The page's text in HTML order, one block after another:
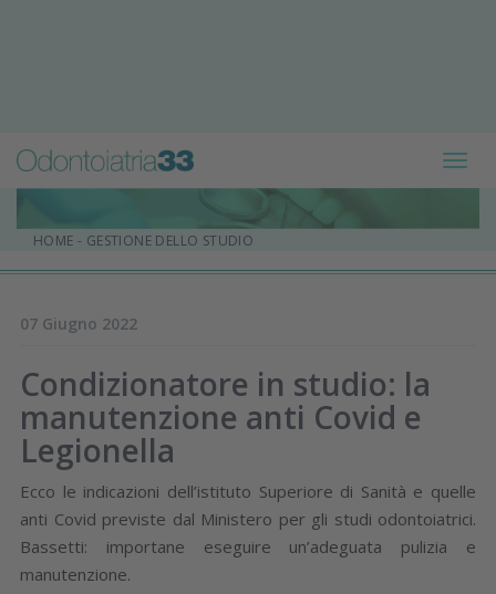
HOME - GESTIONE DELLO STUDIO
07 Giugno 2022
Condizionatore in studio: la
manutenzione anti Covid e
Legionella
Ecco le indicazioni dell’istituto Superiore di Sanità e quelle
anti Covid previste dal Ministero per gli studi odontoiatrici.
Bassetti: importane eseguire un’adeguata pulizia e
manutenzione.